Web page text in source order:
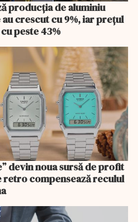
producția de aluminiu
crescut cu 9%, iar prețul
peste 43%
devin noua sursă de profit
retro compensează reculul